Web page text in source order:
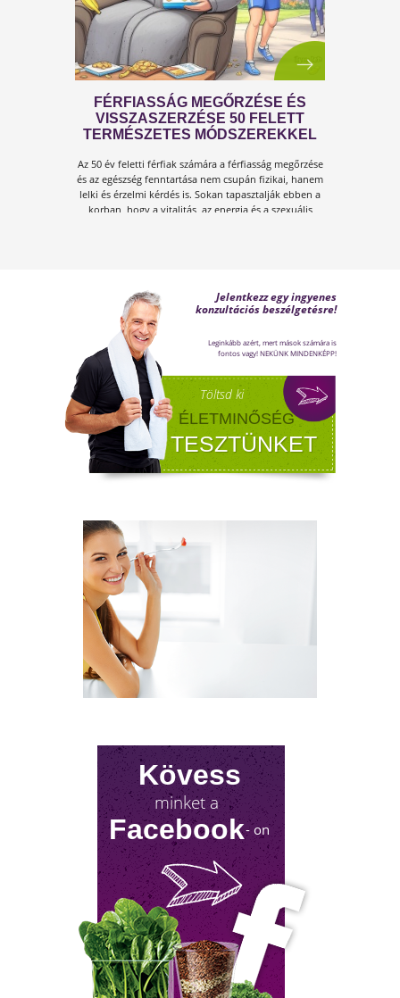
A KÁNIKULA 6 LEGFŐBB
VESZÉLYE
Amikor a hőmérséklet tartósan 30–35 °C fölé
emelkedik, szervezetünk hőszabályozó
megoldások!
LEHETŐSÉGET LÁSD MEG
Sokan gondolják, hogy a változókor csak a
nőket érinti. Valójában a férfiaknál is
jelentkezik a tesztoszteronszint fokozatos
csökkenése, amit andropauzának vagy
férfiklimaxnak nevezünk. Honnan tudod,
elért téged is? Hogyan tudod megállítani?
Milyen lehetőségeket rejt? Olvass tovább!
NYIROKRENDSZER KISOKOS
A nyirokrendszerünk fontosságáról keveset
Kövess
minket a
Facebook- on